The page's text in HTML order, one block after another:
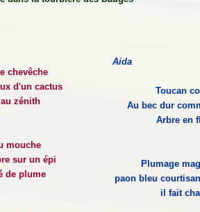
chevêche
d'un cactus
zénith
mouche
sur un épi
de plume
Aida
Toucan
Au bec dur
Arbre en
Plumage
paon bleu
il fait